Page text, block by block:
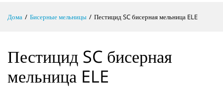
Дома / Бисерные мельницы / Пестицид SC бисерная мельница ELE
Пестицид SC бисерная
мельница ELE